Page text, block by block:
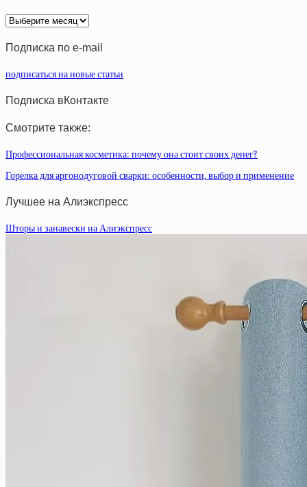
Архив
статей
Подписка по e-mail
подписаться на новые статьи
Подписка вКонтакте
Смотрите также:
Профессиональная косметика: почему она стоит своих денег?
Горелка для аргонодуговой сварки: особенности, выбор и применение
Лучшее на Алиэкспресс
Шторы и занавески на Алиэкспресс